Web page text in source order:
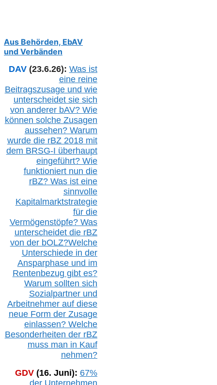
Aus Behörden, EbAV
und Verbänden
DAV (23.6.26): Was ist
eine reine
Beitragszusage und wie
unterscheidet sie sich
von anderer bAV? Wie
können solche Zusagen
aussehen? Warum
wurde die rBZ2018 mit
dem BRSG-I überhaupt
eingeführt? Wie
funktioniert nun die
rBZ? Was ist eine
sinnvolle
Kapitalmarktstrategie
für die
Vermögenstöpfe? Was
unterscheidet die rBZ
von der bOLZ?Welche
Unterschiede in der
Ansparphase und im
Rentenbezug gibt es?
Warum sollten sich
Sozialpartner und
Arbeitnehmer auf diese
neue Form der Zusage
einlassen? Welche
Besonderheiten der rBZ
muss man in Kauf
nehmen?
GDV (16. Juni): 67%
der Unternehmen